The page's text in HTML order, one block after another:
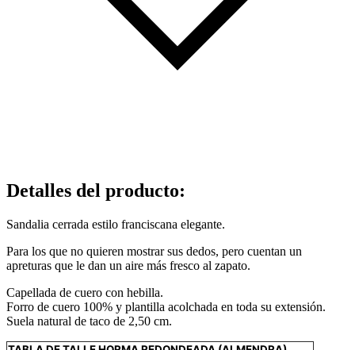
Detalles del producto:
Sandalia cerrada estilo franciscana elegante.
Para los que no quieren mostrar sus dedos, pero cuentan un
apreturas que le dan un aire más fresco al zapato.
Capellada de cuero con hebilla.
Forro de cuero 100% y plantilla acolchada en toda su extensión.
Suela natural de taco de 2,50 cm.